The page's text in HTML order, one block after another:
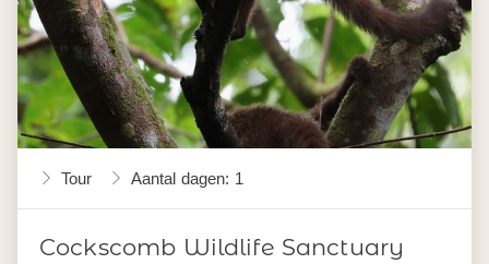
Tour Aantal dagen: 1
Cockscomb Wildlife Sanctuary